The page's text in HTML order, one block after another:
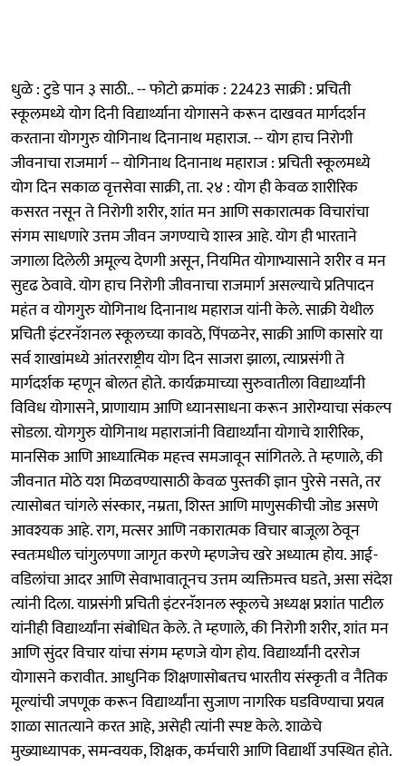
धुळे : टुडे पान ३ साठी.. -- फोटो क्रमांक : 22423 साक्री : प्रचिती
स्कूलमध्ये योग दिनी विद्यार्थ्याना योगासने करून दाखवत मार्गदर्शन
करताना योगगुरु योगिनाथ दिनानाथ महाराज. -- योग हाच निरोगी
जीवनाचा राजमार्ग -- योगिनाथ दिनानाथ महाराज : प्रचिती स्कूलमध्ये
योग दिन सकाळ वृत्तसेवा साक्री, ता. २४ : योग ही केवळ शारीरिक
कसरत नसून ते निरोगी शरीर, शांत मन आणि सकारात्मक विचारांचा
संगम साधणारे उत्तम जीवन जगण्याचे शास्त्र आहे. योग ही भारताने
जगाला दिलेली अमूल्य देणगी असून, नियमित योगाभ्यासाने शरीर व मन
सुदृढ ठेवावे. योग हाच निरोगी जीवनाचा राजमार्ग असल्याचे प्रतिपादन
महंत व योगगुरु योगिनाथ दिनानाथ महाराज यांनी केले. साक्री येथील
प्रचिती इंटरनॅशनल स्कूलच्या कावठे, पिंपळनेर, साक्री आणि कासारे या
सर्व शाखांमध्ये आंतरराष्ट्रीय योग दिन साजरा झाला, त्याप्रसंगी ते
मार्गदर्शक म्हणून बोलत होते. कार्यक्रमाच्या सुरुवातीला विद्यार्थ्यांनी
विविध योगासने, प्राणायाम आणि ध्यानसाधना करून आरोग्याचा संकल्प
सोडला. योगगुरु योगिनाथ महाराजांनी विद्यार्थ्यांना योगाचे शारीरिक,
मानसिक आणि आध्यात्मिक महत्त्व समजावून सांगितले. ते म्हणाले, की
जीवनात मोठे यश मिळवण्यासाठी केवळ पुस्तकी ज्ञान पुरेसे नसते, तर
त्यासोबत चांगले संस्कार, नम्रता, शिस्त आणि माणुसकीची जोड असणे
आवश्यक आहे. राग, मत्सर आणि नकारात्मक विचार बाजूला ठेवून
स्वतःमधील चांगुलपणा जागृत करणे म्हणजेच खरे अध्यात्म होय. आई-
वडिलांचा आदर आणि सेवाभावातूनच उत्तम व्यक्तिमत्त्व घडते, असा संदेश
त्यांनी दिला. याप्रसंगी प्रचिती इंटरनॅशनल स्कूलचे अध्यक्ष प्रशांत पाटील
यांनीही विद्यार्थ्यांना संबोधित केले. ते म्हणाले, की निरोगी शरीर, शांत मन
आणि सुंदर विचार यांचा संगम म्हणजे योग होय. विद्यार्थ्यांनी दररोज
योगासने करावीत. आधुनिक शिक्षणासोबतच भारतीय संस्कृती व नैतिक
मूल्यांची जपणूक करून विद्यार्थ्यांना सुजाण नागरिक घडविण्याचा प्रयत्न
शाळा सातत्याने करत आहे, असेही त्यांनी स्पष्ट केले. शाळेचे
मुख्याध्यापक, समन्वयक, शिक्षक, कर्मचारी आणि विद्यार्थी उपस्थित होते.